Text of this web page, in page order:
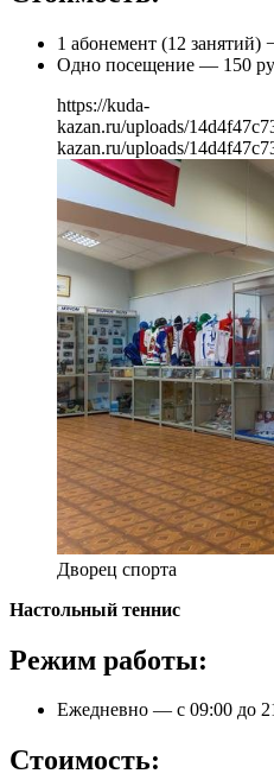
1 абонемент (12 занятий)
Одно посещение — 150
https://kuda-
kazan.ru/uploads/
kazan.ru/uploads/
Дворец спорта
Настольный теннис
Режим работы:
Ежедневно — с 09:00 до
Стоимость: